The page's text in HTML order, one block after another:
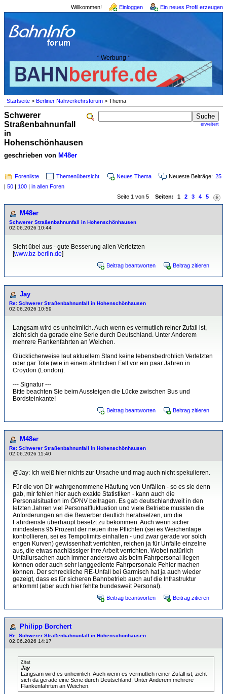
Willkommen! Einloggen Ein neues Profil erzeugen
* Werbung *
Startseite > Berliner Nahverkehrsforum > Thema
erweitert
Schwerer
Straßenbahnunfall
in
Hohenschönhausen
geschrieben von M48er
Forenliste Themenübersicht Neues Thema Neueste Beiträge: 25
| 50 | 100 | in allen Foren
Seite 1 von 5 Seiten: 1 2 3 4 5
M48er
Schwerer Straßenbahnunfall in Hohenschönhausen
02.06.2026 10:44
Sieht übel aus - gute Besserung allen Verletzten
[www.bz-berlin.de]
Beitrag beantworten Beitrag zitieren
Jay
Re: Schwerer Straßenbahnunfall in Hohenschönhausen
02.06.2026 10:59
Langsam wird es unheimlich. Auch wenn es vermutlich reiner Zufall ist,
zieht sich da gerade eine Serie durch Deutschland. Unter Anderem
mehrere Flankenfahrten an Weichen.
Glücklicherweise laut aktuellem Stand keine lebensbedrohlich Verletzten
oder gar Tote (wie in einem ähnlichen Fall vor ein paar Jahren in
Croydon (London).
--- Signatur ---
Bitte beachten Sie beim Aussteigen die Lücke zwischen Bus und
Bordsteinkante!
Beitrag beantworten Beitrag zitieren
M48er
Re: Schwerer Straßenbahnunfall in Hohenschönhausen
02.06.2026 11:40
@Jay: Ich weiß hier nichts zur Ursache und mag auch nicht spekulieren.
Für die von Dir wahrgenommene Häufung von Unfällen - so es sie denn
gab, mir fehlen hier auch exakte Statistiken - kann auch die
Personalsituation im ÖPNV beitragen. Es gab deutschlandweit in den
letzten Jahren viel Personalfluktuation und viele Betriebe mussten die
Anforderungen an die Bewerber deutlich herabsetzen, um die
Fahrdienste überhaupt besetzt zu bekommen. Auch wenn sicher
mindestens 95 Prozent der neuen ihre Pflichten (sei es Weichenlage
kontrollieren, sei es Tempolimits einhalten - und zwar gerade vor solch
engen Kurven) gewissenhaft verrichten, reichen ja für Unfälle einzelne
aus, die etwas nachlässiger ihre Arbeit verrichten. Wobei natürlich
Unfallursachen auch immer anderswo als beim Fahrpersonal liegen
können oder auch sehr langgediente Fahrpersonale Fehler machen
können. Der schreckliche RE-Unfall bei Garmisch hat ja auch wieder
gezeigt, dass es für sicheren Bahnbetrieb auch auf die Infrastruktur
ankommt (aber auch hier fehlte bundesweit Personal).
Beitrag beantworten Beitrag zitieren
Philipp Borchert
Re: Schwerer Straßenbahnunfall in Hohenschönhausen
02.06.2026 14:17
Zitat
Jay
Langsam wird es unheimlich. Auch wenn es vermutlich reiner Zufall ist, zieht
sich da gerade eine Serie durch Deutschland. Unter Anderem mehrere
Flankenfahrten an Weichen.